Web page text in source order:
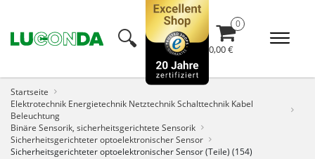
🔍︎ 0,00 €
Startseite
Elektrotechnik Energietechnik Netztechnik Schalttechnik Kabel
Beleuchtung
Binäre Sensorik, sicherheitsgerichtete Sensorik
Sicherheitsgerichteter optoelektronischer Sensor
Sicherheitsgerichteter optoelektronischer Sensor (Teile) (154)